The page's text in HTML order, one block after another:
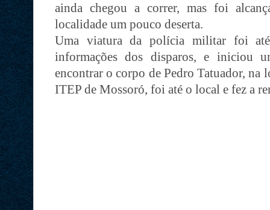
ainda chegou a correr, mas foi
localidade um pouco deserta.
Uma viatura da polícia militar foi
informações dos disparos, e iniciou
encontrar o corpo de Pedro Tatuador, na
ITEP de Mossoró, foi até o local e fez a